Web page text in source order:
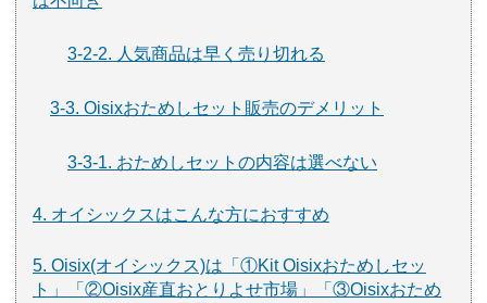
3-2-2. 人気商品は早く売り切れる
3-3. Oisixおためしセット販売のデメリット
3-3-1. おためしセットの内容は選べない
4. オイシックスはこんな方におすすめ
5. Oisix(オイシックス)は「①Kit Oisixおためしセッ
ト」「②Oisix産直おとりよせ市場」「③Oisixおため